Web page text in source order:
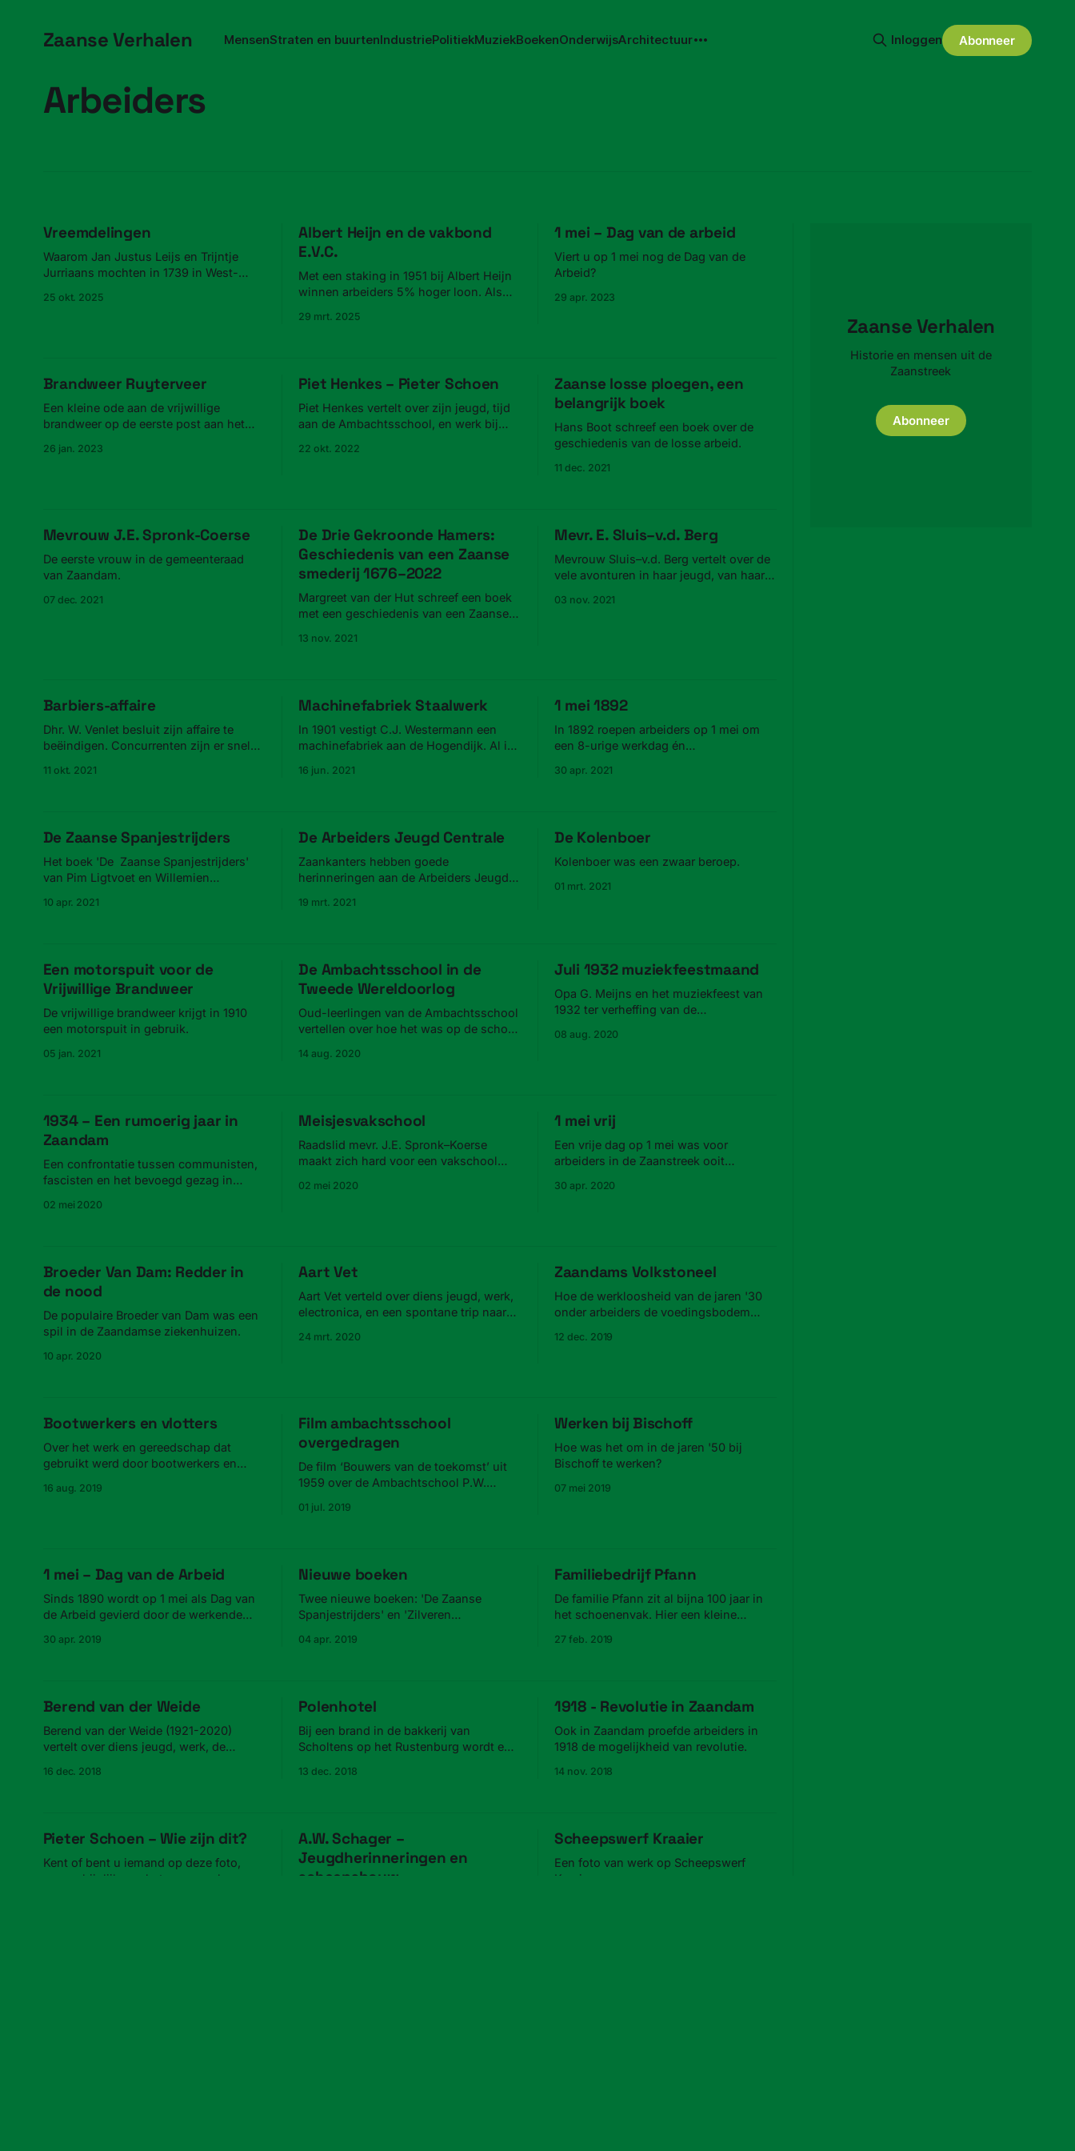
Zaanse Verhalen MensenStraten en buurtenIndustriePolitiekMuziekBoekenOnderwijsArchitectuur Inloggen Abonneer
Arbeiders
Vreemdelingen
Waarom Jan Justus Leijs en Trijntje
Jurriaans mochten in 1739 in West-
25 okt. 2025
Albert Heijn en de vakbond
E.V.C.
Met een staking in 1951 bij Albert Heijn
winnen arbeiders 5% hoger loon. Als
wél de stakingsleiders.
29 mrt. 2025
1 mei – Dag van de arbeid
Viert u op 1 mei nog de Dag van de
Arbeid?
29 apr. 2023
Brandweer Ruyter­veer
Een kleine ode aan de vri­jwillige
brandweer op de eerste post aan het
26 jan. 2023
Piet Henkes – Pieter Schoen
Piet Henkes vertelt over zijn jeugd, tijd
aan de Ambachtss­chool, en werk bij
22 okt. 2022
Zaanse losse ploegen, een
belangrijk boek
Hans Boot schreef een boek over de
geschiedenis van de losse arbeid.
11 dec. 2021
Mevrouw J.E. Spronk-Coerse
De eerste vrouw in de gemeenteraad
van Zaandam.
07 dec. 2021
De Drie Gekroonde Hamers:
Geschiedenis van een Zaanse
smederij 1676–2022
Margreet van der Hut schreef een boek
met een geschiedenis van een Zaanse
13 nov. 2021
Mevr. E. Sluis–v.d. Berg
Mevrouw Sluis–v.d. Berg vertelt over de
vele avonturen in haar jeugd, van haar
de Zaan.
03 nov. 2021
Barbiers-affaire
Dhr. W. Venlet besluit zijn affaire te
beëindigen. Concurrenten zijn er snel
11 okt. 2021
Machinefabriek Staalwerk
In 1901 vestigt C.J. Westermann een
machinefabriek aan de Hogendijk. Al in
16 jun. 2021
1 mei 1892
In 1892 roepen arbeiders op 1 mei om
een 8-urige werkdag én
30 apr. 2021
De Zaanse Spanjestrijders
Het boek 'De Zaanse Spanjestrijders'
van Pim Ligtvoet en Willemien
Bredenhofprijs.
10 apr. 2021
De Arbeiders Jeugd Centrale
Zaankanters hebben goede
herinneringen aan de Arbeiders Jeugd
19 mrt. 2021
De Kolenboer
Kolenboer was een zwaar beroep.
01 mrt. 2021
Een motorspuit voor de
Vrijwillige Brandweer
De vrijwillige brandweer krijgt in 1910
een motorspuit in gebruik.
05 jan. 2021
De Ambachtsschool in de
Tweede Wereldoorlog
Oud-leerlingen van de Ambachtsschool
vertellen over hoe het was op de school
14 aug. 2020
Juli 1932 muziekfeestmaand
Opa G. Meijns en het muziekfeest van
1932 ter verheffing van de
08 aug. 2020
1934 – Een rumoerig jaar in
Zaandam
Een confrontatie tussen communisten,
fascisten en het bevoegd gezag in
02 mei 2020
Meisjesvakschool
Raadslid mevr. J.E. Spronk–Koerse
maakt zich hard voor een vakschool
02 mei 2020
1 mei vrij
Een vrije dag op 1 mei was voor
arbeiders in de Zaanstreek ooit
30 apr. 2020
Broeder Van Dam: Redder in
de nood
De populaire Broeder van Dam was een
spil in de Zaandamse ziekenhuizen.
10 apr. 2020
Aart Vet
Aart Vet verteld over diens jeugd, werk,
electronica, en een spontane trip naar
24 mrt. 2020
Zaandams Volkstoneel
Hoe de werkloosheid van de jaren '30
onder arbeiders de voedingsbodem
12 dec. 2019
Bootwerkers en vlotters
Over het werk en gereedschap dat
gebruikt werd door bootwerkers en
16 aug. 2019
Film ambachtsschool
overgedragen
De film ‘Bouwers van de toekomst’ uit
1959 over de Ambachtschool P.W.
gemeentearchief.
01 jul. 2019
Werken bij Bischoff
Hoe was het om in de jaren '50 bij
Bischoff te werken?
07 mei 2019
1 mei – Dag van de Arbeid
Sinds 1890 wordt op 1 mei als Dag van
de Arbeid gevierd door de werkende
30 apr. 2019
Nieuwe boeken
Twee nieuwe boeken: 'De Zaanse
Spanjestrijders' en 'Zilveren
04 apr. 2019
Familiebedrijf Pfann
De familie Pfann zit al bijna 100 jaar in
het schoenenvak. Hier een kleine
plaatsen.
27 feb. 2019
Berend van der Weide
Berend van der Weide (1921-2020)
vertelt over diens jeugd, werk, de
16 dec. 2018
Polenhotel
Bij een brand in de bakkerij van
Scholtens op het Rustenburg wordt en
13 dec. 2018
1918 - Revolutie in Zaandam
Ook in Zaandam proefde arbeiders in
1918 de mogelijkheid van revolutie.
14 nov. 2018
Pieter Schoen – Wie zijn dit?
Kent of bent u iemand op deze foto,
waarschijnlijk van het personeel van
A.W. Schager –
Jeugdherinneringen en
scheepsbouw
Scheepswerf Kraaier
Een foto van werk op Scheepswerf
Kraaier.
Zaanse Verhalen
Historie en mensen uit de
Zaanstreek
Abonneer